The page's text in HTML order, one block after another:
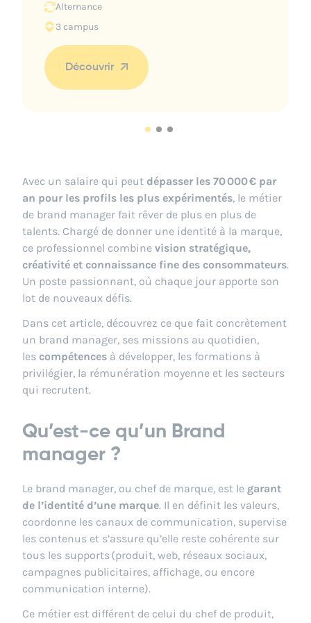
Avec un salaire qui peut dépasser les 70 000 € par
an pour les profils les plus expérimentés, le métier
de brand manager fait rêver de plus en plus de
talents. Chargé de donner une identité à la marque,
ce professionnel combine vision stratégique,
créativité et connaissance fine des consommateurs.
Un poste passionnant, où chaque jour apporte son
lot de nouveaux défis.
Dans cet article, découvrez ce que fait concrètement
un brand manager, ses missions au quotidien,
les compétences à développer, les formations à
privilégier, la rémunération moyenne et les secteurs
qui recrutent.
Qu’est-ce qu’un Brand
manager ?
Le brand manager, ou chef de marque, est le garant
de l’identité d’une marque. Il en définit les valeurs,
coordonne les canaux de communication, supervise
les contenus et s’assure qu’elle reste cohérente sur
tous les supports (produit, web, réseaux sociaux,
campagnes publicitaires, affichage, ou encore
communication interne).
Ce métier est différent de celui du chef de produit,
Alternance
3 campus
Découvrir